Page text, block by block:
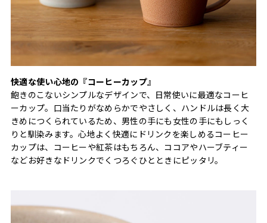
快適な使い心地の『コーヒーカップ』
飽きのこないシンプルなデザインで、日常使いに最適なコーヒ
ーカップ。口当たりがなめらかでやさしく、ハンドルは長く大
きめにつくられているため、男性の手にも女性の手にもしっく
りと馴染みます。心地よく快適にドリンクを楽しめるコーヒー
カップは、コーヒーや紅茶はもちろん、ココアやハーブティー
などお好きなドリンクでくつろぐひとときにピッタリ。